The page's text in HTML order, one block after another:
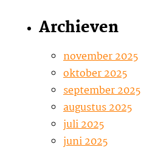
Archieven
november 2025
oktober 2025
september 2025
augustus 2025
juli 2025
juni 2025